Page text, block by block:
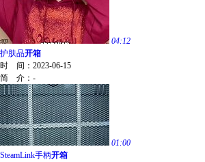
04:12
护肤品开箱
时 间： 2023-06-15
简 介： -
01:00
SteamLink手柄开箱